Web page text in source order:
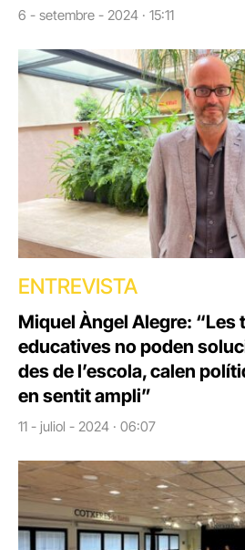
6 - setembre - 2024 · 15:11
ENTREVISTA
Miquel Àngel Alegre:
educatives no poden
des de l’escola, calen
en sentit ampli”
11 - juliol - 2024 · 06:07